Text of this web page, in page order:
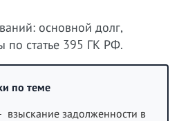
основной долг,
по статье 395 ГК РФ.
по теме
взыскание задолженности в